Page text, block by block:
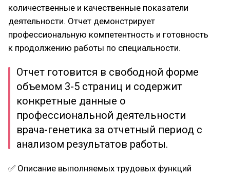
количественные и качественные показатели
деятельности. Отчет демонстрирует
профессиональную компетентность и готовность
к продолжению работы по специальности.
Отчет готовится в свободной форме
объемом 3-5 страниц и содержит
конкретные данные о
профессиональной деятельности
врача-генетика за отчетный период с
анализом результатов работы.
✅ Описание выполняемых трудовых функций